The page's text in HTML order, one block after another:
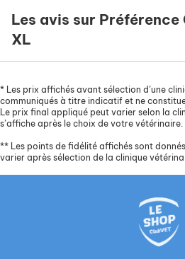
Les avis sur Préférence
XL
* Les prix affichés avant sélection d’une
communiqués à titre indicatif et ne
Le prix final appliqué peut varier selon la
s’affiche après le choix de votre vétérinaire.
** Les points de fidélité affichés sont
varier après sélection de la clinique